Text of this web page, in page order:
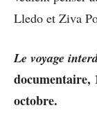
Lledo et Ziva
Le voyage
documentaire,
octobre.